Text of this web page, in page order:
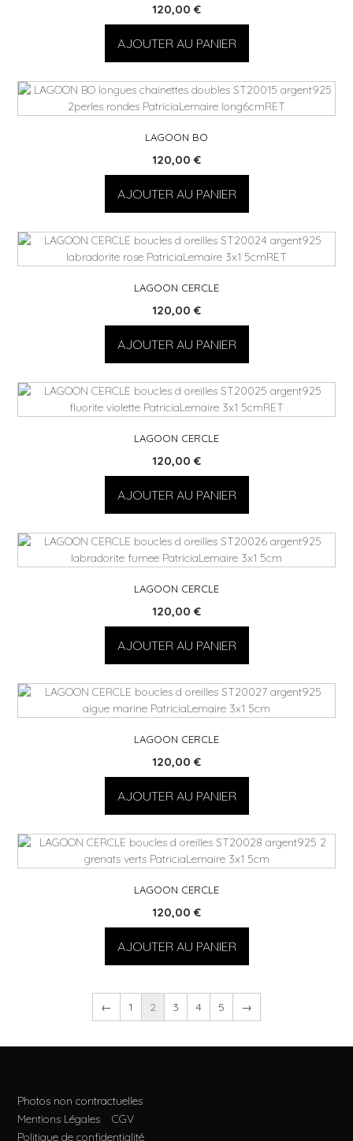
120,00 €
AJOUTER AU PANIER
LAGOON BO
120,00 €
AJOUTER AU PANIER
LAGOON CERCLE
120,00 €
AJOUTER AU PANIER
LAGOON CERCLE
120,00 €
AJOUTER AU PANIER
LAGOON CERCLE
120,00 €
AJOUTER AU PANIER
LAGOON CERCLE
120,00 €
AJOUTER AU PANIER
LAGOON CERCLE
120,00 €
AJOUTER AU PANIER
← 1 2 3 4 5 →
Photos non contractuelles
Mentions Légales
CGV
Politique de confidentialité